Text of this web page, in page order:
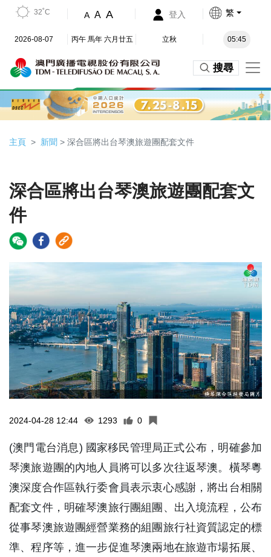
32˚C A A A 登入 繁
2026-08-07 丙午 馬年 六月廿五 立秋 05:45
搜尋
主頁 新聞 > 深合區將出台琴澳旅遊團配套文件
深合區將出台琴澳旅遊團配套文
件
2024-04-28 12:44 1293 0
(澳門電台消息) 國家移民管理局正式公布，明確參加
琴澳旅遊團的內地人員將可以多次往返琴澳。橫琴粵
澳深度合作區執行委會員表示衷心感謝，將出台相關
配套文件，明確琴澳旅行團組團、出入境流程，公布
從事琴澳旅遊團經營業務的組團旅行社資質認定的標
準、程序等，進一步促進琴澳兩地在旅遊市場拓展、